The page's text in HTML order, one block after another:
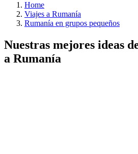
Home
Viajes a Rumanía
Rumanía en grupos pequeños
Nuestras mejores ideas
a Rumanía